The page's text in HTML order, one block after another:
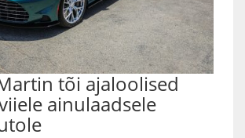
tõi ajaloolised
ainulaadsele